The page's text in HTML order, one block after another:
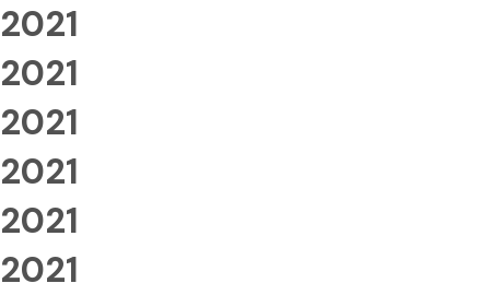
2021
2021
2021
2021
2021
2021